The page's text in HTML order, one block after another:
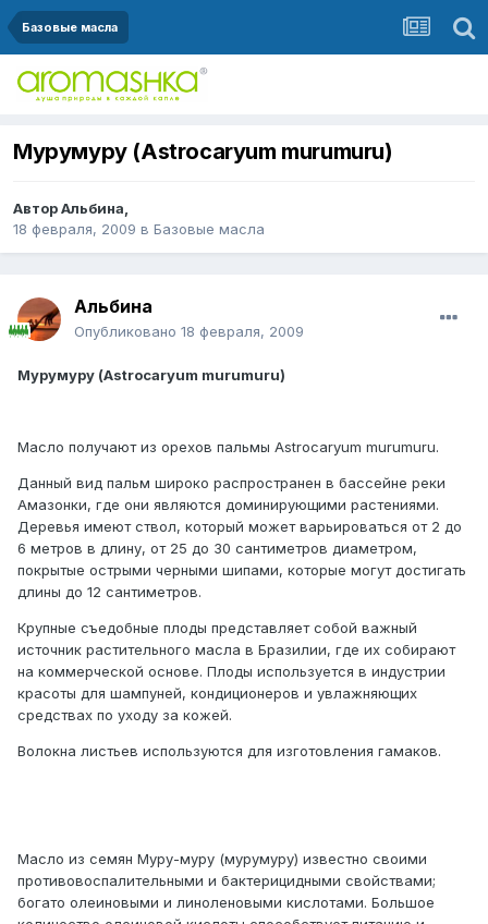
Базовые масла
Мурумуру (Astrocaryum murumuru)
АвторАльбина,
18 февраля, 2009 в Базовые масла
Альбина
Опубликовано 18 февраля, 2009
Мурумуру (Astrocaryum murumuru)
Масло получают из орехов пальмы Astrocaryum murumuru.
Данный вид пальм широко распространен в бассейне реки
Амазонки, где они являются доминирующими растениями.
Деревья имеют ствол, который может варьироваться от 2 до
6 метров в длину, от 25 до 30 сантиметров диаметром,
покрытые острыми черными шипами, которые могут достигать
длины до 12 сантиметров.
Крупные съедобные плоды представляет собой важный
источник растительного масла в Бразилии, где их собирают
на коммерческой основе. Плоды используется в индустрии
красоты для шампуней, кондиционеров и увлажняющих
средствах по уходу за кожей.
Волокна листьев используются для изготовления гамаков.
Масло из семян Муру-муру (мурумуру) известно своими
противовоспалительными и бактерицидными свойствами;
богато олеиновыми и линоленовыми кислотами. Большое